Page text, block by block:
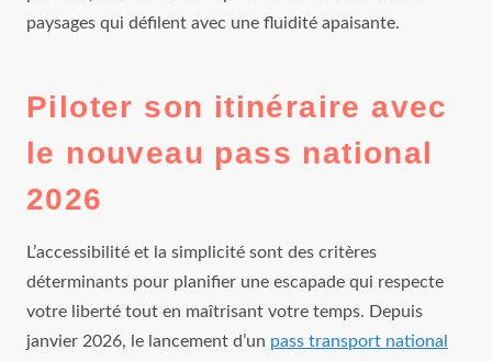
paysages qui défilent avec une fluidité apaisante.
Piloter son itinéraire avec
le nouveau pass national
2026
L’accessibilité et la simplicité sont des critères
déterminants pour planifier une escapade qui respecte
votre liberté tout en maîtrisant votre temps. Depuis
janvier 2026, le lancement d’un pass transport national